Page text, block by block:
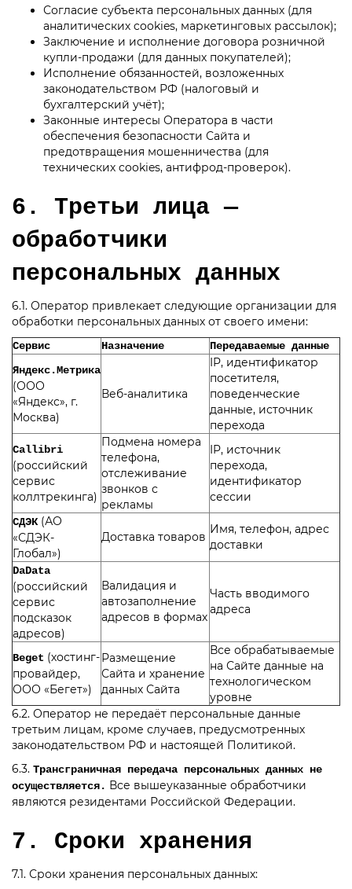
Согласие субъекта персональных данных (для
аналитических cookies, маркетинговых рассылок);
Заключение и исполнение договора розничной
купли-продажи (для данных покупателей);
Исполнение обязанностей, возложенных
законодательством РФ (налоговый и
бухгалтерский учёт);
Законные интересы Оператора в части
обеспечения безопасности Сайта и
предотвращения мошенничества (для
технических cookies, антифрод-проверок).
6. Третьи лица —
обработчики
персональных данных
6.1. Оператор привлекает следующие организации для
обработки персональных данных от своего имени:
Сервис Назначение
Передаваемые данные
Яндекс.Метрика
(ООО
«Яндекс», г.
Москва)
Веб-аналитика
IP, идентификатор
посетителя,
поведенческие
данные, источник
перехода
Callibri
(российский
сервис
коллтрекинга)
Подмена номера
телефона,
отслеживание
звонков с
рекламы
IP, источник
перехода,
идентификатор
сессии
СДЭК (АО
«СДЭК-
Глобал»)
Доставка товаров
Имя, телефон, адрес
доставки
DaData
(российский
сервис
подсказок
адресов)
Валидация и
автозаполнение
адресов в формах
Часть вводимого
адреса
Beget (хостинг-
провайдер,
ООО «Бегет»)
Размещение
Сайта и хранение
данных Сайта
Все обрабатываемые
на Сайте данные на
технологическом
уровне
6.2. Оператор не передаёт персональные данные
третьим лицам, кроме случаев, предусмотренных
законодательством РФ и настоящей Политикой.
6.3. Трансграничная передача персональных данных не
осуществляется. Все вышеуказанные обработчики
являются резидентами Российской Федерации.
7. Сроки хранения
7.1. Сроки хранения персональных данных: